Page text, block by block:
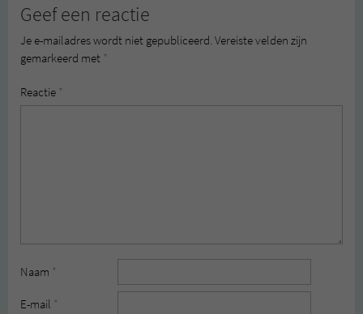
Geef een reactie
Je e-mailadres wordt niet gepubliceerd. Vereiste velden zijn
gemarkeerd met *
Reactie *
Naam *
E-mail *